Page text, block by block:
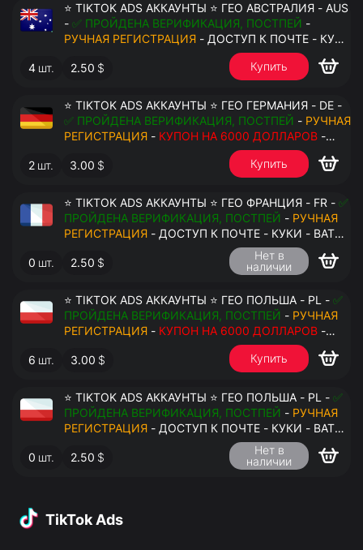
⭐ TIKTOK ADS АККАУНТЫ ⭐ ГЕО АВСТРАЛИЯ - AUS
- ✅ ПРОЙДЕНА ВЕРИФИКАЦИЯ, ПОСТПЕЙ -
РУЧНАЯ РЕГИСТРАЦИЯ - ДОСТУП К ПОЧТЕ - КУКИ
- ВАТ ЗАПОЛНЕН - ПЕРЕДАЧА В АНТИДЕТЕКТ
4 шт. 2.50 $ Купить
⭐ TIKTOK ADS АККАУНТЫ ⭐ ГЕО ГЕРМАНИЯ - DE -
✅ ПРОЙДЕНА ВЕРИФИКАЦИЯ, ПОСТПЕЙ - РУЧНАЯ
РЕГИСТРАЦИЯ - КУПОН НА 6000 ДОЛЛАРОВ -
ДОСТУП К ПОЧТЕ - КУКИ - ВАТ ЗАПОЛНЕН -
ПЕРЕДАЧА В АНТИДЕТЕКТ
2 шт. 3.00 $ Купить
⭐ TIKTOK ADS АККАУНТЫ ⭐ ГЕО ФРАНЦИЯ - FR - ✅
ПРОЙДЕНА ВЕРИФИКАЦИЯ, ПОСТПЕЙ - РУЧНАЯ
РЕГИСТРАЦИЯ - ДОСТУП К ПОЧТЕ - КУКИ - ВАТ
ЗАПОЛНЕН - ПЕРЕДАЧА В АНТИДЕТЕКТ
0 шт. 2.50 $
Нет в
наличии
⭐ TIKTOK ADS АККАУНТЫ ⭐ ГЕО ПОЛЬША - PL - ✅
ПРОЙДЕНА ВЕРИФИКАЦИЯ, ПОСТПЕЙ - РУЧНАЯ
РЕГИСТРАЦИЯ - КУПОН НА 6000 ДОЛЛАРОВ -
ДОСТУП К ПОЧТЕ - КУКИ - ВАТ ЗАПОЛНЕН -
ПЕРЕДАЧА В АНТИДЕТЕКТ
6 шт. 3.00 $ Купить
⭐ TIKTOK ADS АККАУНТЫ ⭐ ГЕО ПОЛЬША - PL - ✅
ПРОЙДЕНА ВЕРИФИКАЦИЯ, ПОСТПЕЙ - РУЧНАЯ
РЕГИСТРАЦИЯ - ДОСТУП К ПОЧТЕ - КУКИ - ВАТ
ЗАПОЛНЕН - ПЕРЕДАЧА В АНТИДЕТЕКТ
0 шт. 2.50 $
Нет в
наличии
TikTok Ads